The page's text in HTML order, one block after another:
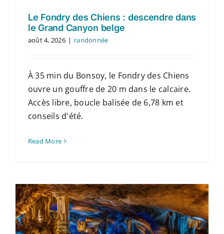
Le Fondry des Chiens : descendre dans
le Grand Canyon belge
août 4, 2026 | randonnée
À 35 min du Bonsoy, le Fondry des Chiens
ouvre un gouffre de 20 m dans le calcaire.
Accès libre, boucle balisée de 6,78 km et
conseils d'été.
Read More